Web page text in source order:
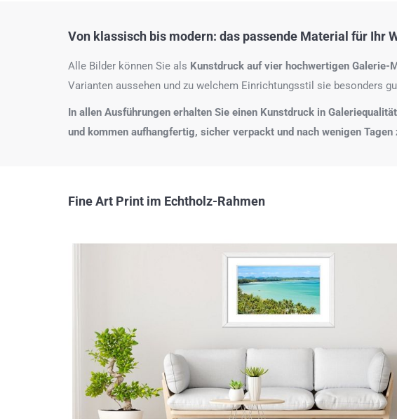
Von klassisch bis modern: das passende Material für Ihr
Alle Bilder können Sie als Kunstdruck auf vier hochwertigen Galerie-
Varianten aussehen und zu welchem Einrichtungsstil sie besonders
In allen Ausführungen erhalten Sie einen Kunstdruck in
und kommen aufhangfertig, sicher verpackt und nach wenigen Tagen
Fine Art Print im Echtholz-Rahmen